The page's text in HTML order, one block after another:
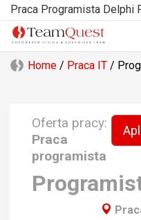
Home / Praca IT /
Oferta pracy:
Praca
programista